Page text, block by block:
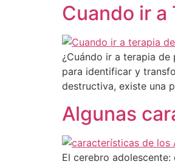
Cuando ir a
¿Cuándo ir a terapia de
para identificar y
destructiva, existe una
Algunas
El cerebro